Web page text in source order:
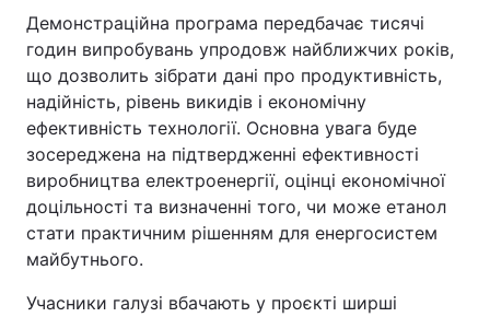
Демонстраційна програма передбачає тисячі
годин випробувань упродовж найближчих років,
що дозволить зібрати дані про продуктивність,
надійність, рівень викидів і економічну
ефективність технології. Основна увага буде
зосереджена на підтвердженні ефективності
виробництва електроенергії, оцінці економічної
доцільності та визначенні того, чи може етанол
стати практичним рішенням для енергосистем
майбутнього.
Учасники галузі вбачають у проєкті ширші